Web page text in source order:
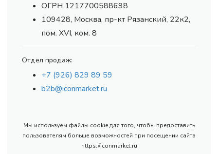
ОГРН 1217700588698
109428, Москва, пр-кт Рязанский, 22к2,
пом. XVI, ком. 8
Отдел продаж:
+7 (926) 829 89 59
b2b@iconmarket.ru
Мы используем файлы cookie для того, чтобы предоставить
пользователям больше возможностей при посещении сайта
https://iconmarket.ru